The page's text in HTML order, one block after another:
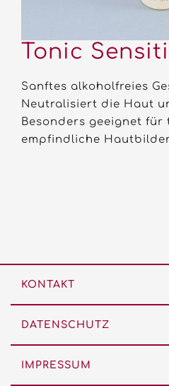
Tonic
Sanftes alkoholfreies
Neutralisiert die Haut
Besonders geeignet für
empfindliche
KONTAKT
DATENSCHUTZ
IMPRESSUM